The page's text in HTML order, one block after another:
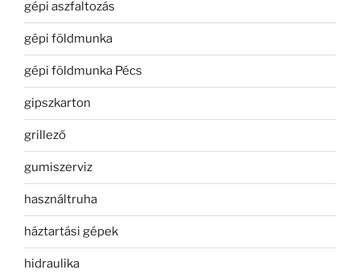
gépi aszfaltozás
gépi földmunka
gépi földmunka Pécs
gipszkarton
grillező
gumiszerviz
használtruha
háztartási gépek
hidraulika